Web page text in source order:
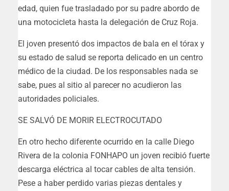
edad, quien fue trasladado por su padre abordo de
una motocicleta hasta la delegación de Cruz Roja.
El joven presentó dos impactos de bala en el tórax y
su estado de salud se reporta delicado en un centro
médico de la ciudad. De los responsables nada se
sabe, pues al sitio al parecer no acudieron las
autoridades policiales.
SE SALVÓ DE MORIR ELECTROCUTADO
En otro hecho diferente ocurrido en la calle Diego
Rivera de la colonia FONHAPO un joven recibió fuerte
descarga eléctrica al tocar cables de alta tensión.
Pese a haber perdido varias piezas dentales y